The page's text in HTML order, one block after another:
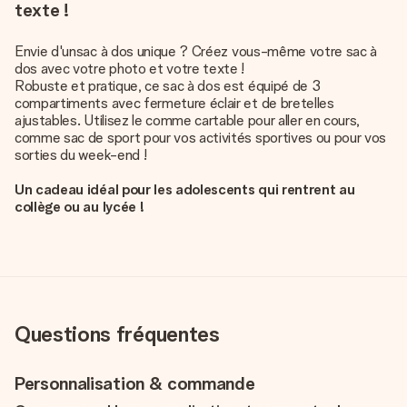
texte !
Envie d'unsac à dos unique ? Créez vous-même votre sac à
dos avec votre photo et votre texte !
Robuste et pratique, ce sac à dos est équipé de 3
compartiments avec fermeture éclair et de bretelles
ajustables. Utilisez le comme cartable pour aller en cours,
comme sac de sport pour vos activités sportives ou pour vos
sorties du week-end !
Un cadeau idéal pour les adolescents qui rentrent au
collège ou au lycée !
Questions fréquentes
Personnalisation & commande